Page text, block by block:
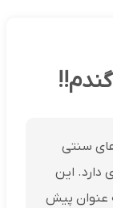
سنتی
دارد. این
عنوان پیش